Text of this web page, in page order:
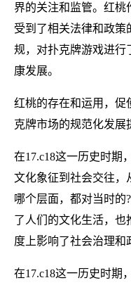
界的关注和监管。红桃
受到了相关法律和政策
规，对扑克牌游戏进行
康发展。
红桃的存在和运用，促
克牌市场的规范化发展
在17.c18这一历史时期
文化象征到社会交往，
哪个层面，都对当时的
了人们的文化生活，也
度上影响了社会治理和
在17.c18这一历史时期